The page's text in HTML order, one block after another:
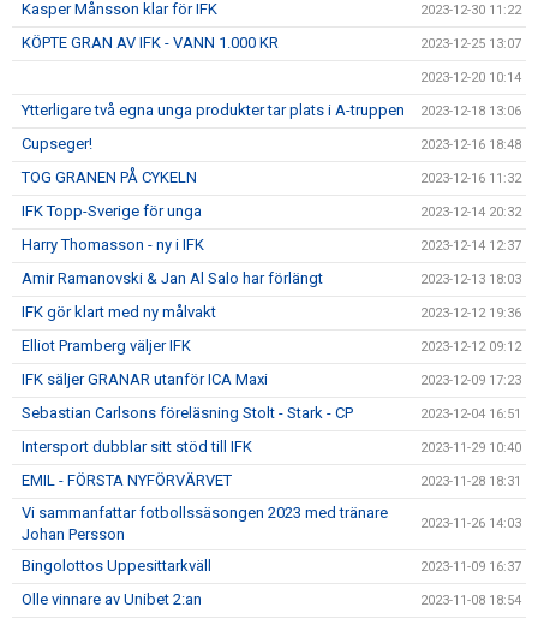
Kasper Månsson klar för IFK 2023-12-30 11:22
KÖPTE GRAN AV IFK - VANN 1.000 KR 2023-12-25 13:07
2023-12-20 10:14
Ytterligare två egna unga produkter tar plats i A-truppen 2023-12-18 13:06
Cupseger! 2023-12-16 18:48
TOG GRANEN PÅ CYKELN 2023-12-16 11:32
IFK Topp-Sverige för unga 2023-12-14 20:32
Harry Thomasson - ny i IFK 2023-12-14 12:37
Amir Ramanovski & Jan Al Salo har förlängt 2023-12-13 18:03
IFK gör klart med ny målvakt 2023-12-12 19:36
Elliot Pramberg väljer IFK 2023-12-12 09:12
IFK säljer GRANAR utanför ICA Maxi 2023-12-09 17:23
Sebastian Carlsons föreläsning Stolt - Stark - CP 2023-12-04 16:51
Intersport dubblar sitt stöd till IFK 2023-11-29 10:40
EMIL - FÖRSTA NYFÖRVÄRVET 2023-11-28 18:31
Vi sammanfattar fotbollssäsongen 2023 med tränare
Johan Persson
2023-11-26 14:03
Bingolottos Uppesittarkväll 2023-11-09 16:37
Olle vinnare av Unibet 2:an 2023-11-08 18:54